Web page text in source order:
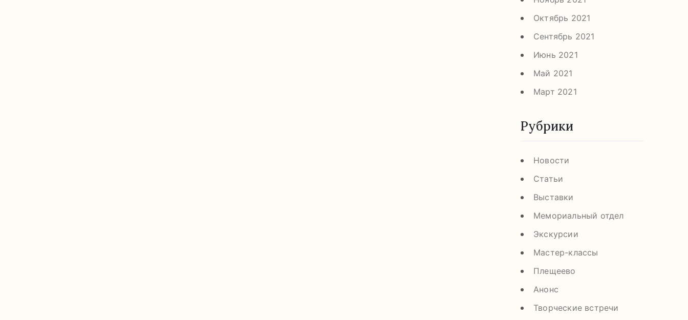
Октябрь 2021
Сентябрь 2021
Июнь 2021
Май 2021
Март 2021
Рубрики
Новости
Статьи
Выставки
Мемориальный отдел
Экскурсии
Мастер-классы
Плещеево
Анонс
Творческие встречи